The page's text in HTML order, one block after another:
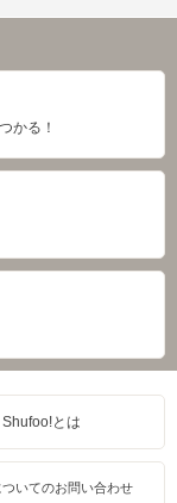
かる！
Shufoo!とは
ついてのお問い合わせ